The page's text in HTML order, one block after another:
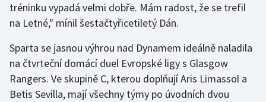
tréninku vypadá velmi dobře. Mám radost, že se trefil
na Letné," mínil šestačtyřicetiletý Dán.
Sparta se jasnou výhrou nad Dynamem ideálně naladila
na čtvrteční domácí duel Evropské ligy s Glasgow
Rangers. Ve skupině C, kterou doplňují Aris Limassol a
Betis Sevilla, mají všechny týmy po úvodních dvou